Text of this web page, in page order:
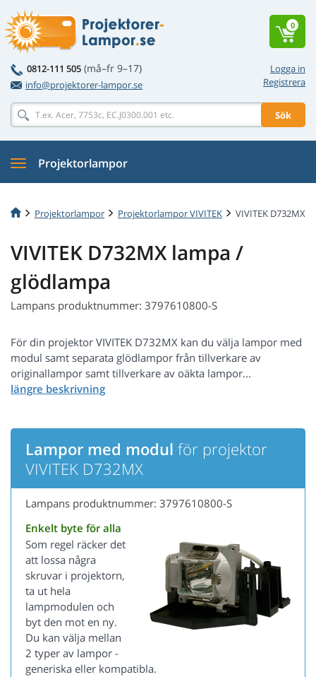
Logga in
Registrera
0812-111 505 (må–fr 9–17)
info@projektorer-lampor.se
Sök
0
Projektorlampor
Projektorlampor Projektorlampor VIVITEK VIVITEK D732MX
VIVITEK D732MX lampa /
glödlampa
Lampans produktnummer: 3797610800-S
För din projektor VIVITEK D732MX kan du välja lampor med
modul samt separata glödlampor från tillverkare av
originallampor samt tillverkare av oäkta lampor...
Lampor med modul för projektor
VIVITEK D732MX
Lampans produktnummer: 3797610800-S
Enkelt byte för alla
Som regel räcker det
att lossa några
skruvar i projektorn,
ta ut hela
lampmodulen och
byt den mot en ny.
Du kan välja mellan
2 typer av lampor -
generiska eller kompatibla.